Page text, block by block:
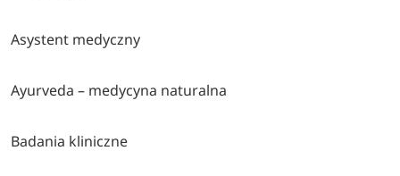
Asystent medyczny
Ayurveda – medycyna naturalna
Badania kliniczne